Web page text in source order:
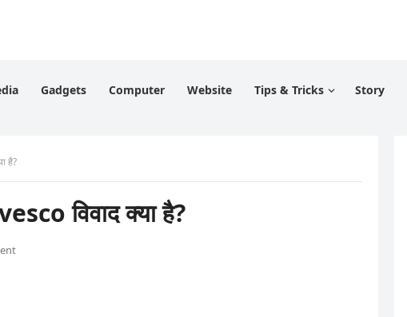
Gadgets Computer Website Tips & Tricks Story
है?
विवाद क्या है?